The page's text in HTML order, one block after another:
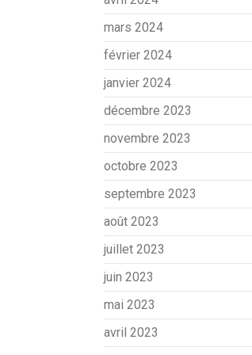
mars 2024
février 2024
janvier 2024
décembre 2023
novembre 2023
octobre 2023
septembre 2023
août 2023
juillet 2023
juin 2023
mai 2023
avril 2023